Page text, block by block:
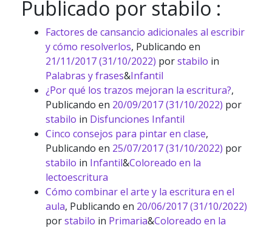
Publicado por stabilo :
Factores de cansancio adicionales al escribir
y cómo resolverlos, Publicando en
21/11/2017(31/10/2022) porstabilo in
Palabras y frases&Infantil
¿Por qué los trazos mejoran la escritura?,
Publicando en 20/09/2017(31/10/2022) por
stabilo in Disfunciones Infantil
Cinco consejos para pintar en clase,
Publicando en 25/07/2017(31/10/2022) por
stabilo in Infantil&Coloreado en la
lectoescritura
Cómo combinar el arte y la escritura en el
aula, Publicando en 20/06/2017(31/10/2022)
porstabilo in Primaria&Coloreado en la